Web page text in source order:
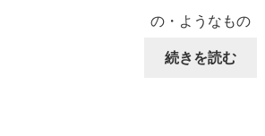
の・ようなもの
続きを読む